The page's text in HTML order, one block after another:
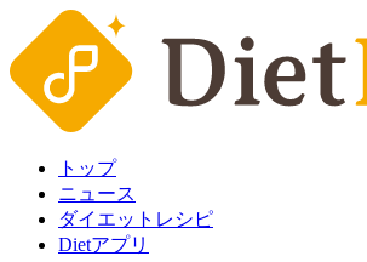
トップ
ニュース
ダイエットレシピ
Dietアプリ